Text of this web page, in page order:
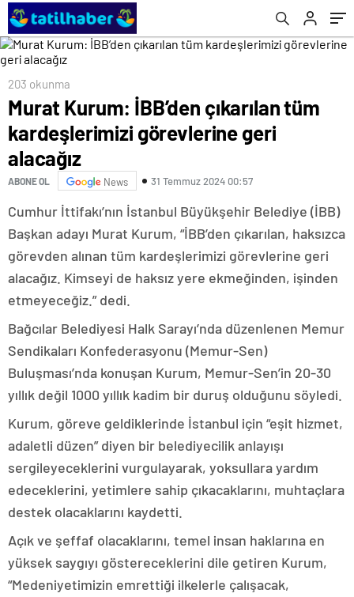
203 okunma
Murat Kurum: İBB’den çıkarılan tüm
kardeşlerimizi görevlerine geri
alacağız
ABONE OL News 31 Temmuz 2024 00:57
Cumhur İttifakı’nın İstanbul Büyükşehir Belediye (İBB)
Başkan adayı Murat Kurum, “İBB’den çıkarılan, haksızca
görevden alınan tüm kardeşlerimizi görevlerine geri
alacağız. Kimseyi de haksız yere ekmeğinden, işinden
etmeyeceğiz.” dedi.
Bağcılar Belediyesi Halk Sarayı’nda düzenlenen Memur
Sendikaları Konfederasyonu (Memur-Sen)
Buluşması’nda konuşan Kurum, Memur-Sen’in 20-30
yıllık değil 1000 yıllık kadim bir duruş olduğunu söyledi.
Kurum, göreve geldiklerinde İstanbul için “eşit hizmet,
adaletli düzen” diyen bir belediyecilik anlayışı
sergileyeceklerini vurgulayarak, yoksullara yardım
edeceklerini, yetimlere sahip çıkacaklarını, muhtaçlara
destek olacaklarını kaydetti.
Açık ve şeffaf olacaklarını, temel insan haklarına en
yüksek saygıyı göstereceklerini dile getiren Kurum,
“Medeniyetimizin emrettiği ilkelerle çalışacak,